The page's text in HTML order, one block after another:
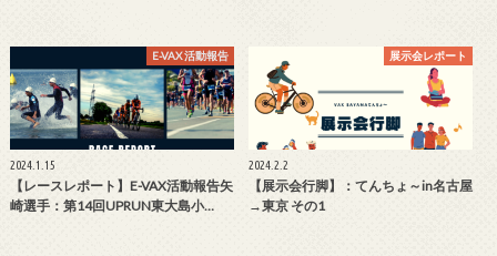
E-VAX 活動報告
2024.1.15
【レースレポート】E-VAX活動報告矢
崎選手：第14回UPRUN東大島小…
展示会レポート
2024.2.2
【展示会行脚】：てんちょ～in名古屋
→東京 その1